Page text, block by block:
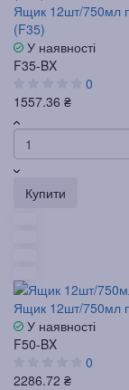
Ящик 12шт/750мл
(F35)
У наявності
F35-BX
0
1557.36 ₴
Купити
Ящик 12шт/750мл
У наявності
F50-BX
0
2286.72 ₴